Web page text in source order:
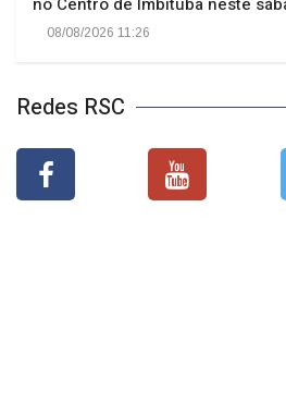
08/08/2026 11:26
Redes RSC